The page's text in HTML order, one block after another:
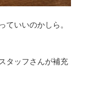
ていいのかしら。
タッフさんが補充